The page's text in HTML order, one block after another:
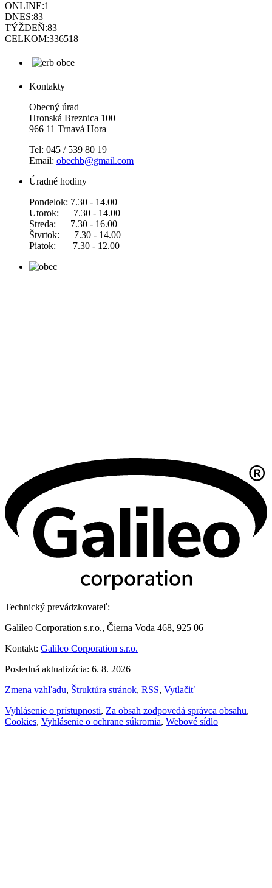
ONLINE:1
DNES:83
TÝŽDEŇ:83
CELKOM:336518
Kontakty
Obecný úrad
Hronská Breznica 100
966 11 Trnavá Hora
Tel: 045 / 539 80 19
Email: obechb@gmail.com
Úradné hodiny
Pondelok: 7.30 - 14.00
Utorok: 7.30 - 14.00
Streda: 7.30 - 16.00
Štvrtok: 7.30 - 14.00
Piatok: 7.30 - 12.00
Technický prevádzkovateľ:
Galileo Corporation s.r.o., Čierna Voda 468, 925 06
Kontakt: Galileo Corporation s.r.o.
Posledná aktualizácia: 6. 8. 2026
Zmena vzhľadu, Štruktúra stránok, RSS, Vytlačiť
Vyhlásenie o prístupnosti, Za obsah zodpovedá správca obsahu,
Cookies, Vyhlásenie o ochrane súkromia, Webové sídlo